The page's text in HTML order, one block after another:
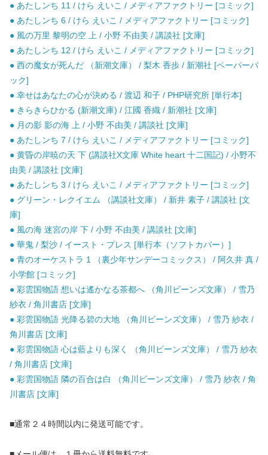
● あたしンち 11 / けら えいこ / メディアファクトリー [コミック]
● あたしンち 6 / けら えいこ / メディアファクトリー [コミック]
● 風の万里 黎明の空 上 / 小野 不由美 / 講談社 [文庫]
● あたしンち 12 / けら えいこ / メディアファクトリー [コミック]
● 西の魔女が死んだ （新潮文庫） / 梨木 香歩 / 新潮社 [ペーパーバ
ック]
● 幸せはあなたの心が決める / 渡辺 和子 / PHP研究所 [単行本]
● きらきらひかる (新潮文庫) / 江國 香織 / 新潮社 [文庫]
● 月の影 影の海 上 / 小野 不由美 / 講談社 [文庫]
● あたしンち 7 / けら えいこ / メディアファクトリー [コミック]
● 黄昏の岸暁の天 下 (講談社X文庫 White heart 十二国記) / 小野不
由美 / 講談社 [文庫]
● あたしンち 3 / けら えいこ / メディアファクトリー [コミック]
● グリーン・レクイエム （講談社文庫） / 新井 素子 / 講談社 [文
庫]
● 風の海 迷宮の岸 下 / 小野 不由美 / 講談社 [文庫]
● 華鬼 / 梨沙 / イースト・プレス [単行本（ソフトカバー）]
● 青のオーケストラ 1 （裏少年サンデーコミックス） / 阿久井 真 /
小学館 [コミック]
● 彩雲国物語 想いは遙かなる茶都へ （角川ビーンズ文庫） / 雪乃
紗衣 / 角川書店 [文庫]
● 彩雲国物語 光降る碧の大地 （角川ビーンズ文庫） / 雪乃 紗衣 /
角川書店 [文庫]
● 彩雲国物語 心は藍よりも深く （角川ビーンズ文庫） / 雪乃 紗衣
/ 角川書店 [文庫]
● 彩雲国物語 隣の百合は白 （角川ビーンズ文庫） / 雪乃 紗衣 / 角
川書店 [文庫]
■通常２４時間以内に発送可能です。